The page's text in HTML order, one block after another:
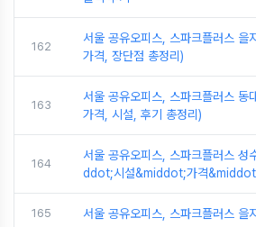
162
서울 공유오피스, 스파크플러스 을
가격, 장단점 총정리)
163
서울 공유오피스, 스파크플러스 동
가격, 시설, 후기 총정리)
164
서울 공유오피스, 스파크플러스 성
ddot;시설&middot;가격
165 서울 공유오피스, 스파크플러스 을